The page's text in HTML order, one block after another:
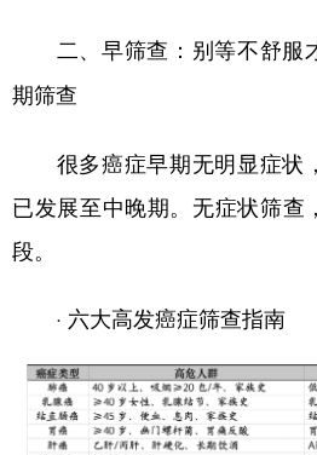
二、早筛查：别等不舒服
期筛查
很多癌症早期无明显症状
已发展至中晚期。无症状筛查
段。
· 六大高发癌症筛查指南